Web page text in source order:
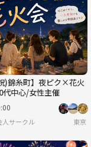
)錦糸町】夜ピク×花火
代中心/女性主催
人サークル 東京